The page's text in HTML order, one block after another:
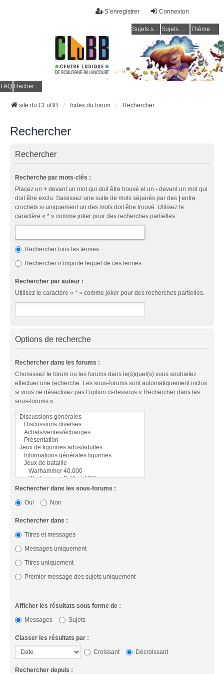
Connexion
S’enregistrer
Sujets sans réponse Sujets actifs Thème clair / foncé
FAQ Rechercher
site du CLuBB Index du forum Rechercher
Rechercher
Rechercher
Recherche par mots-clés :
Placez un + devant un mot qui doit être trouvé et un - devant un mot qui
doit être exclu. Saisissez une suite de mots séparés par des | entre
crochets si uniquement un des mots doit être trouvé. Utilisez le
caractère « * » comme joker pour des recherches partielles.
Rechercher tous les termes
Rechercher n’importe lequel de ces termes
Rechercher par auteur :
Utilisez le caractère « * » comme joker pour des recherches partielles.
Options de recherche
Rechercher dans les forums :
Choisissez le forum ou les forums dans le(s)quel(s) vous souhaitez
effectuer une recherche. Les sous-forums sont automatiquement inclus
si vous ne désactivez pas l’option ci-dessous « Rechercher dans les
sous-forums ».
Rechercher dans les sous-forums :
Oui
Non
Rechercher dans :
Titres et messages
Messages uniquement
Titres uniquement
Premier message des sujets uniquement
Afficher les résultats sous forme de :
Messages
Sujets
Classer les résultats par :
Croissant
Décroissant
Rechercher depuis :